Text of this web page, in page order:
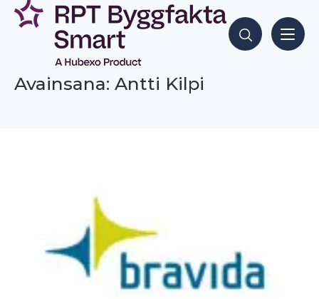
Siirry
sisältöön
Hae sisältöjä
Avainsana: Antti Kilpi